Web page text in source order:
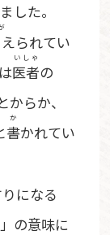
した。
えられてい
医者
いしゃ
の
らか、
書
か
かれてい
になる
の意味に